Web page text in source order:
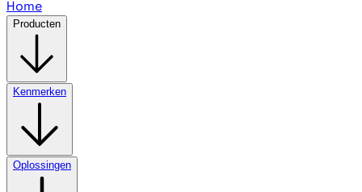
Home
Producten
Kenmerken
Oplossingen